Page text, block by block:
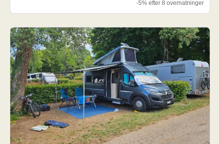
-5% efter 8 overnatninger